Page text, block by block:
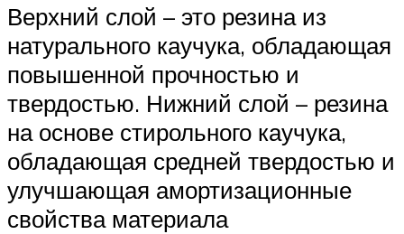
Верхний слой – это резина из
натурального каучука, обладающая
повышенной прочностью и
твердостью. Нижний слой – резина
на основе стирольного каучука,
обладающая средней твердостью и
улучшающая амортизационные
свойства материала